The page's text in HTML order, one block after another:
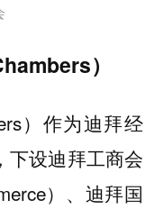
）
）作为迪拜经
下设迪拜工商会
）、迪拜国